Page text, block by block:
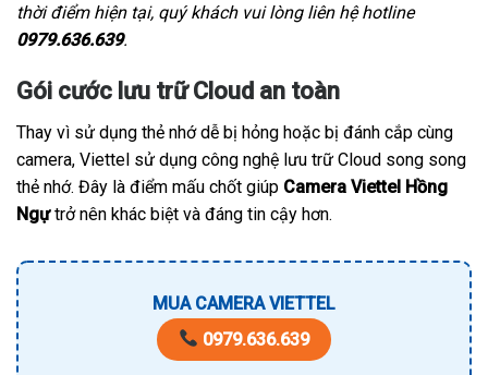
thời điểm hiện tại, quý khách vui lòng liên hệ hotline
0979.636.639.
Gói cước lưu trữ Cloud an toàn
Thay vì sử dụng thẻ nhớ dễ bị hỏng hoặc bị đánh cắp cùng
camera, Viettel sử dụng công nghệ lưu trữ Cloud song song
thẻ nhớ. Đây là điểm mấu chốt giúp Camera Viettel Hồng
Ngựtrở nên khác biệt và đáng tin cậy hơn.
MUA CAMERA VIETTEL
0979.636.639